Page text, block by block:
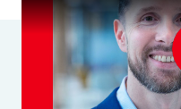
Risk